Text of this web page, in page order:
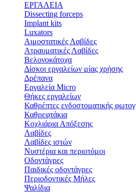
ΕΡΓΑΛΕΙΑ
Dissecting forceps
Implant kits
Luxators
Αιμοστατικές Λαβίδες
Ατραυματικές Λαβίδες
Βελονοκάτοχα
Δίσκοι εργαλείων μίας χρήσης
Δρέπανα
Εργαλεία Micro
Θήκες εργαλείων
Καθρέπτες ενδοστοματικής
Καθρεφτάκια
Κοχλιάρια Απόξεσης
Λαβίδες
Λαβίδες ιστών
Νυστέρια και περιοτόμοι
Οδοντάγρες
Παιδικές οδοντάγρες
Περιοδοντικές Μήλες
Ψαλίδια